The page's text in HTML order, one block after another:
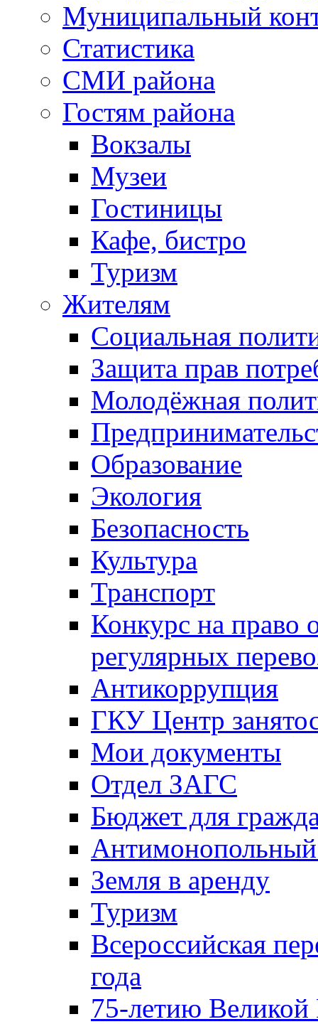
Муниципальный
Статистика
СМИ района
Гостям района
Вокзалы
Музеи
Гостиницы
Кафе, бистро
Туризм
Жителям
Социальная
Защита прав
Молодёжная
Образование
Экология
Безопасность
Культура
Транспорт
Конкурс на право
регулярных
Антикоррупция
ГКУ Центр
Мои документы
Отдел ЗАГС
Бюджет для
Антимонопольный
Земля в аренду
Туризм
Всероссийская
года
75-летию